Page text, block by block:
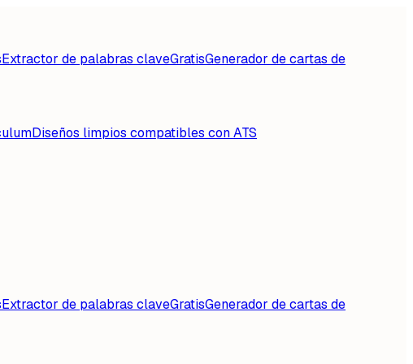
Extractor de palabras claveGratisGenerador de cartas de
Diseños limpios compatibles con ATS
Extractor de palabras claveGratisGenerador de cartas de